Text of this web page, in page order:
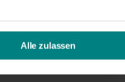
Alle zulassen